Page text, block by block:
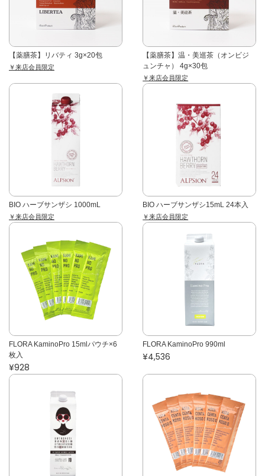
【薬膳茶】リバティ 3g×20包
￥来店会員限定
【薬膳茶】温・美巡茶（オンビジ
ュンチャ） 4g×30包
￥来店会員限定
BIO ハーブサンザシ 1000mL
￥来店会員限定
BIO ハーブサンザシ15mL 24本入
￥来店会員限定
FLORA KaminoPro 15mlパウチ×6
枚入
¥928
FLORA KaminoPro 990ml
¥4,536